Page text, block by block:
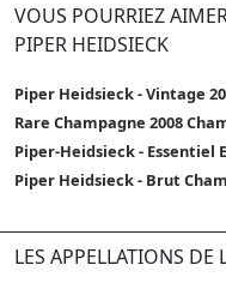
VOUS POURRIEZ
PIPER HEIDSIECK
Piper Heidsieck - Vintage
Rare Champagne 2008
Piper-Heidsieck - Essentiel
Piper Heidsieck - Brut
LES APPELLATIONS